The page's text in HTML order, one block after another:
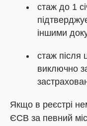
стаж до 1
іншими
стаж після
виключно
Якщо в реєстрі
ЄСВ за певний